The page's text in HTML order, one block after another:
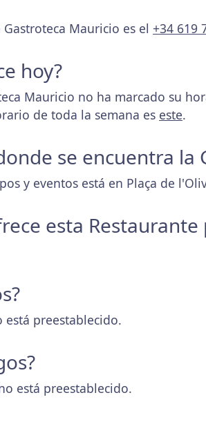
Mauricio es el +34 619
hoy?
Mauricio no ha marcado su
de toda la semana es este.
se encuentra la
y eventos está en Plaça de
esta
está preestablecido.
está preestablecido.